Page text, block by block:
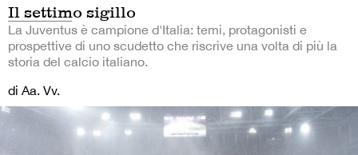
Il settimo sigillo
La Juventus è campione d'Italia: temi, protagonisti e
prospettive di uno scudetto che riscrive una volta di più la
storia del calcio italiano.
di Aa. Vv.